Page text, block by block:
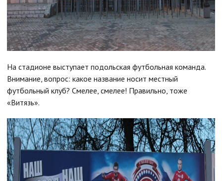
На стадионе выступает подольская футбольная команда.
Внимание, вопрос: какое название носит местный
футбольный клуб? Смелее, смелее! Правильно, тоже
«Витязь».